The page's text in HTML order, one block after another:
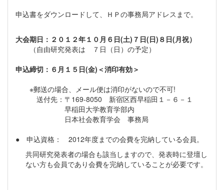
申込書をダウンロードして、ＨＰの事務局アドレスまで。
大会期日：２０１２年１０月６日(土)７日(日)８日(月祝）
（自由研究発表は ７日（日）の予定）
申込締切：６月１５日(金)＜消印有効＞
※郵送の場合、メール便は消印がないので不可!
送付先：〒169-8050 新宿区西早稲田１－６－１
早稲田大学教育学部内
日本社会教育学会 事務局
● 申込資格： 2012年度までの会費を完納している会員。
共同研究発表者の場合も該当しますので、発表時に登壇し
ない方も会員であり会費を完納していることが必要です。